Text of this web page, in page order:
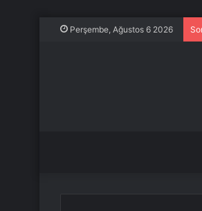
Perşembe, Ağustos 6 2026